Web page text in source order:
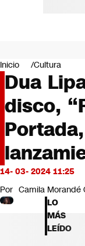
Negocios
Deportes
Programas
Cultura
Servicios
Bits
CNN tiempo
Futuro 360
Inicio Cultura
Dua
disco,
14- 03- 2024 11:25
Por Camila Morandé
LO
MÁS
LEÍDO